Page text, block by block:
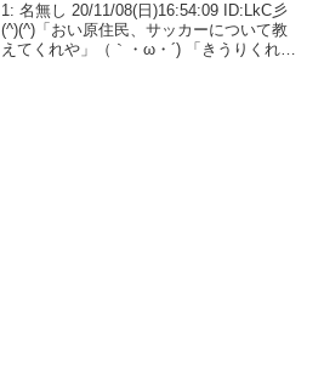
1: 名無し 20/11/08(日)16:54:09 ID:LkC彡
(^)(^)「おい原住民、サッカーについて教
えてくれや」（｀・ω・´) 「きうりくれる